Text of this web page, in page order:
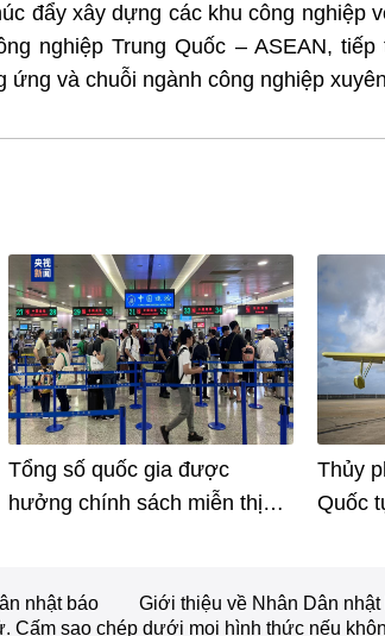
đẩy xây dựng các khu công nghiệp
nghiệp Trung Quốc – ASEAN,
và chuỗi ngành công nghiệp
Tổng số quốc gia được
hưởng chính sách miễn thị
gia
Thủy
Quốc
nhật báo
Giới thiệu về Nhân Dân
Cấm sao chép dưới mọi hình thức nếu